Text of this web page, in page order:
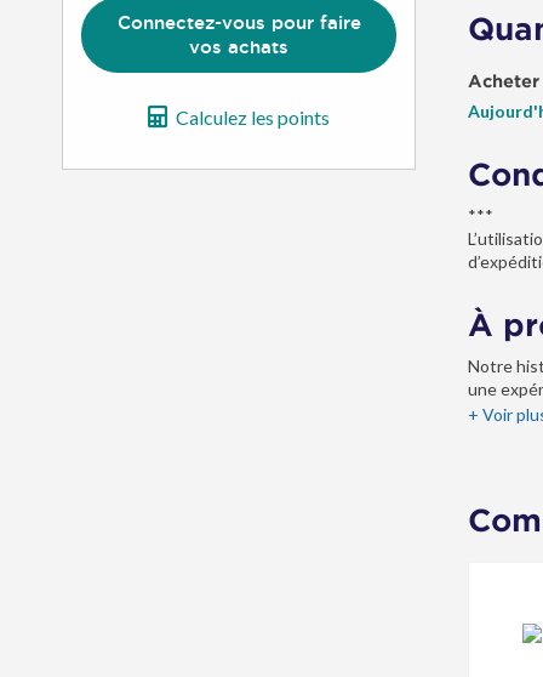
Connectez-vous pour faire
vos achats
Calculez les points
Acheter
***
À
Notre
une
+ Voir